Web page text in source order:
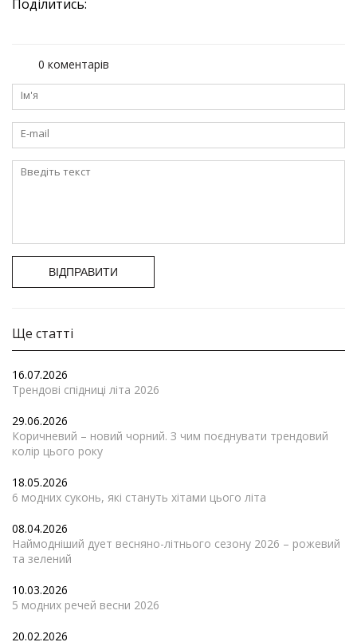
Поділитись:
0 коментарів
ВІДПРАВИТИ
Ще статті
16.07.2026
Трендові спідниці літа 2026
29.06.2026
Коричневий – новий чорний. З чим поєднувати трендовий
колір цього року
18.05.2026
6 модних суконь, які стануть хітами цього літа
08.04.2026
Наймодніший дует весняно-літнього сезону 2026 – рожевий
та зелений
10.03.2026
5 модних речей весни 2026
20.02.2026